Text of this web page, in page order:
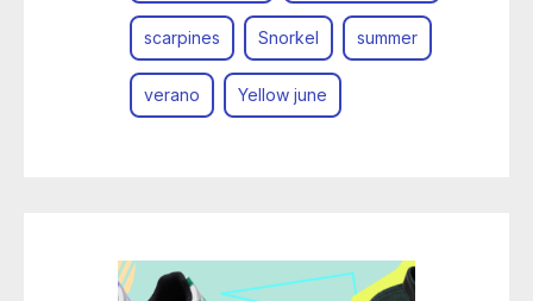
scarpines Snorkel summer
verano Yellow june